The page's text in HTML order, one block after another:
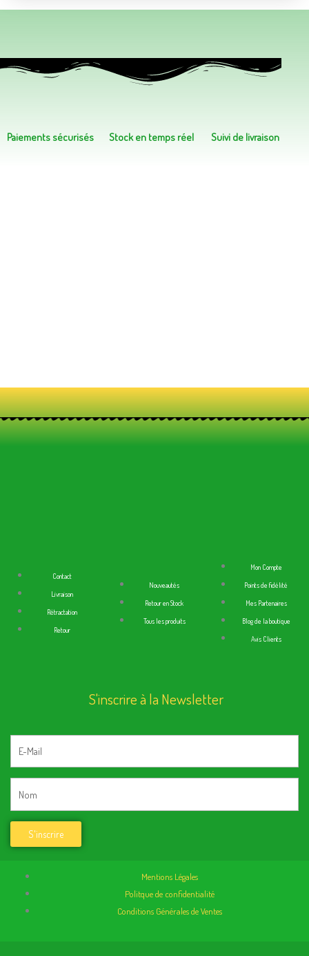
Paiements sécurisés Stock en temps réel Suivi de livraison
Contact
Livraison
Rétractation
Retour
Nouveautés
Retour en Stock
Tous les produits
Mon Compte
Points de fidélité
Mes Partenaires
Blog de la boutique
Avis Clients
S'inscrire à la Newsletter
Mentions Légales
Politque de confidentialité
Conditions Générales de Ventes